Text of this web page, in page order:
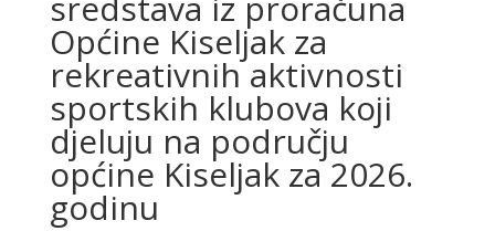
Općine Kiseljak za
rekreativnih aktivnosti
sportskih klubova koji
djeluju na području
općine Kiseljak za 2026.
godinu